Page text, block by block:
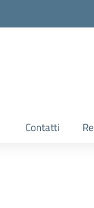
Contatti